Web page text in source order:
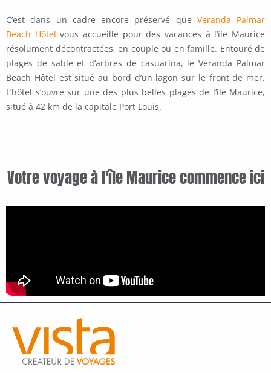
C’est dans un cadre encore préservé que Veranda Palmar
Beach Hôtel vous accueille pour des vacances à l’île Maurice
résolument décontractées, en couple ou en famille. Entouré de
plages de sable et d’arbres de casuarina, le Veranda Palmar
Beach Hôtel est situé au bord d’un lagon sur le front de mer.
L’hôtel s’ouvre sur une des plus belles plages de l’ile Maurice,
situé à 42 km de la capitale Port Louis.
Votre voyage à l'île Maurice commence ici